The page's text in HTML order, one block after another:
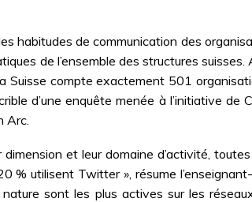
habitudes de communication des
de l’ensemble des structures
Suisse compte exactement 501
d’une enquête menée à l’initiative
Arc.
dimension et leur domaine d’activité,
% utilisent Twitter », résume
sont les plus actives sur les